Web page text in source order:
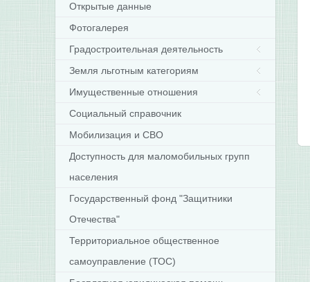
Открытые данные
Фотогалерея
Градостроительная деятельность
Земля льготным категориям
Имущественные отношения
Социальный справочник
Мобилизация и СВО
Доступность для маломобильных групп
населения
Государственный фонд "Защитники
Отечества"
Территориальное общественное
самоуправление (ТОС)